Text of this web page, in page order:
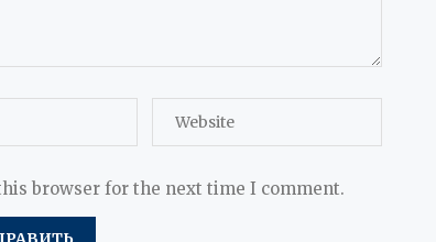
browser for the next time I comment.